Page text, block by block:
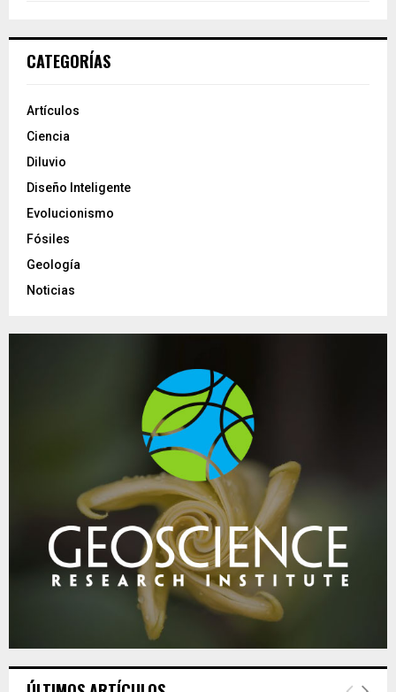
CATEGORÍAS
Artículos
Ciencia
Diluvio
Diseño Inteligente
Evolucionismo
Fósiles
Geología
Noticias